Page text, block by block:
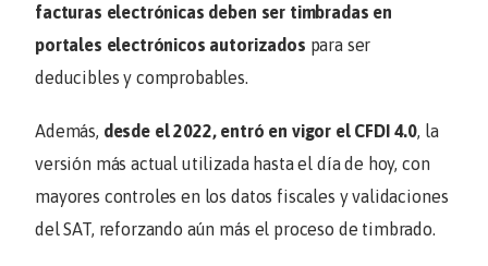
facturas electrónicas deben ser timbradas en
portales electrónicos autorizados para ser
deducibles y comprobables.
Además, desde el 2022, entró en vigor el CFDI 4.0, la
versión más actual utilizada hasta el día de hoy, con
mayores controles en los datos fiscales y validaciones
del SAT, reforzando aún más el proceso de timbrado.